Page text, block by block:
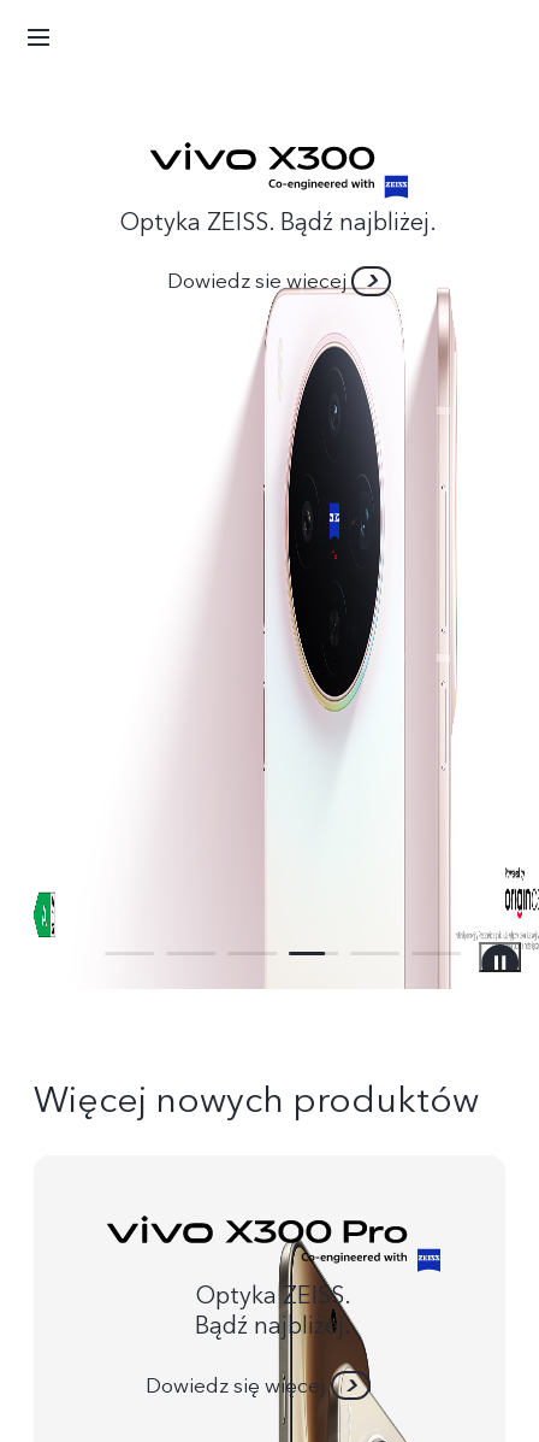
Optyka ZEISS. Bądź najbliżej.
Dowiedz sie wiecej
Więcej nowych produktów
Optyka ZEISS.
Bądź najbliżej.
Dowiedz się więcej